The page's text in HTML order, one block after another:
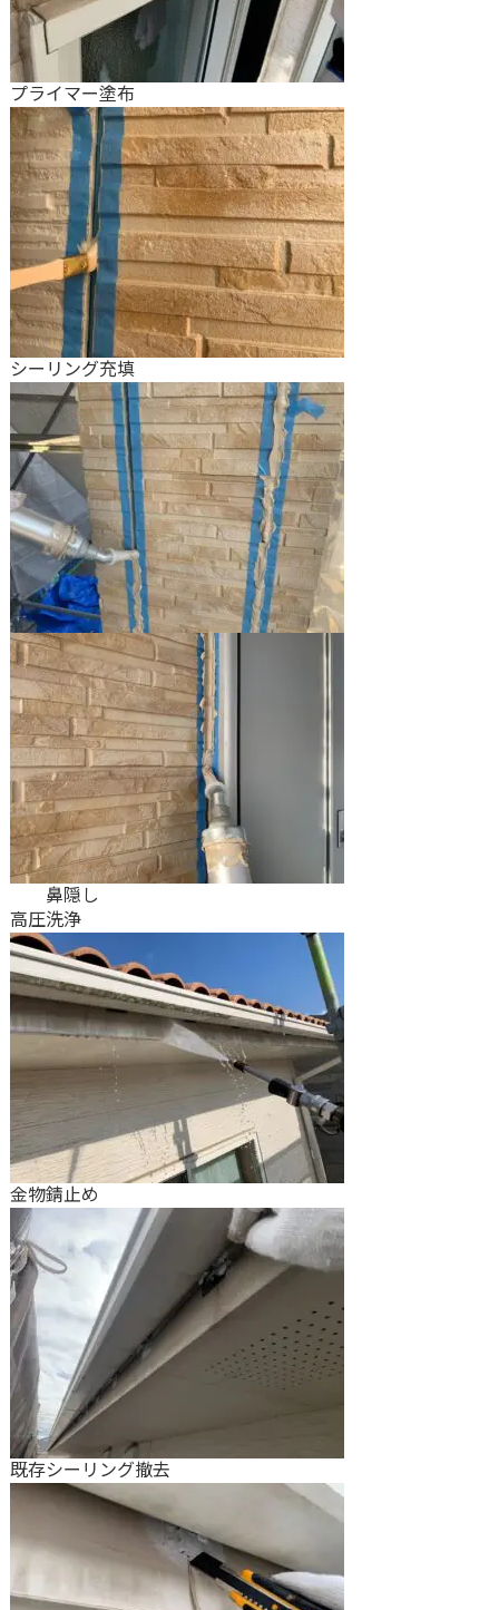
プライマー塗布
シーリング充填
鼻隠し
高圧洗浄
金物錆止め
既存シーリング撤去